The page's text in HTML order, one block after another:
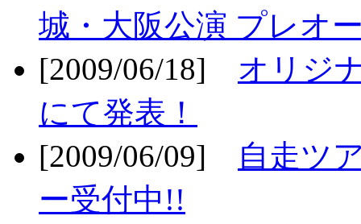
城・大阪公演 プレオ
[2009/06/18] オリジ
にて発表！
[2009/06/09]
自走ツ
ー受付中!!